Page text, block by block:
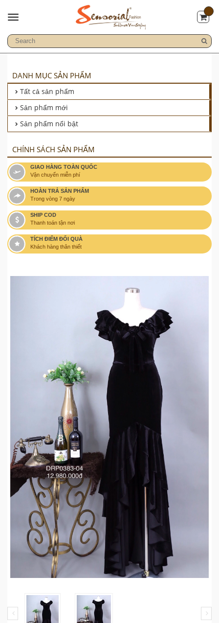
DANH MỤC SẢN PHẨM
Tất cả sản phẩm
Sản phẩm mới
Sản phẩm nổi bật
CHÍNH SÁCH SẢN PHẨM
GIAO HÀNG TOÀN QUỐC
Vận chuyển miễn phí
HOÀN TRẢ SẢN PHẨM
Trong vòng 7 ngày
SHIP COD
Thanh toán tận nơi
TÍCH ĐIỂM ĐỔI QUÀ
Khách hàng thân thiết